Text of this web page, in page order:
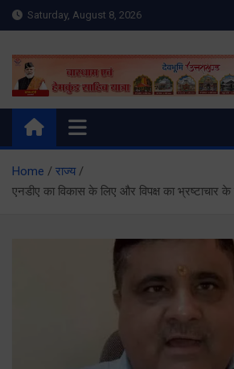
Skip
to
Saturday, August 8, 2026
Meru Raibar |
News | Uttarkashi
meruraibar.com
Home
राज्य
एनडीए का विकास के लिए और विपक्ष का भ्रष्टाचार